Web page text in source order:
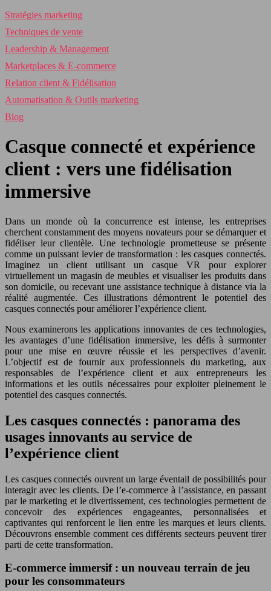
Stratégies marketing
Techniques de vente
Leadership & Management
Marketplaces & E-commerce
Relation client & Fidélisation
Automatisation & Outils marketing
Blog
Casque connecté et expérience
client : vers une fidélisation
immersive
Dans un monde où la concurrence est intense, les entreprises
cherchent constamment des moyens novateurs pour se démarquer et
fidéliser leur clientèle. Une technologie prometteuse se présente
comme un puissant levier de transformation : les casques connectés.
Imaginez un client utilisant un casque VR pour explorer
virtuellement un magasin de meubles et visualiser les produits dans
son domicile, ou recevant une assistance technique à distance via la
réalité augmentée. Ces illustrations démontrent le potentiel des
casques connectés pour améliorer l’expérience client.
Nous examinerons les applications innovantes de ces technologies,
les avantages d’une fidélisation immersive, les défis à surmonter
pour une mise en œuvre réussie et les perspectives d’avenir.
L’objectif est de fournir aux professionnels du marketing, aux
responsables de l’expérience client et aux entrepreneurs les
informations et les outils nécessaires pour exploiter pleinement le
potentiel des casques connectés.
Les casques connectés : panorama des
usages innovants au service de
l’expérience client
Les casques connectés ouvrent un large éventail de possibilités pour
interagir avec les clients. De l’e-commerce à l’assistance, en passant
par le marketing et le divertissement, ces technologies permettent de
concevoir des expériences engageantes, personnalisées et
captivantes qui renforcent le lien entre les marques et leurs clients.
Découvrons ensemble comment ces différents secteurs peuvent tirer
parti de cette transformation.
E-commerce immersif : un nouveau terrain de jeu
pour les consommateurs